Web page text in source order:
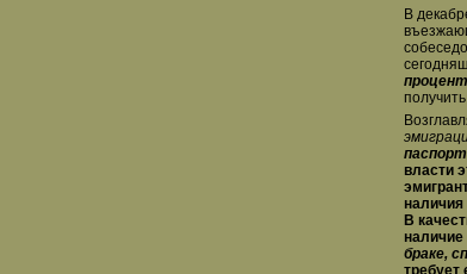
В
власти
наличия
В
наличие
браке,
требует